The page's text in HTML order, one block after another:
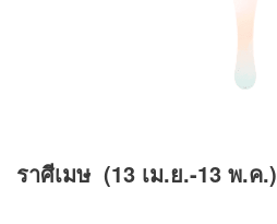
ราศีเมษ (13 เม.ย.-13 พ.ค.)